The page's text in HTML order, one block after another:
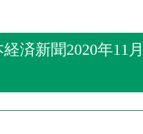
済新聞2020年